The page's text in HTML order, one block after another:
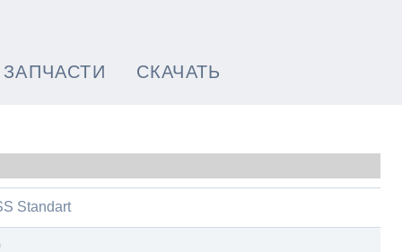
ЗАПЧАСТИ СКАЧАТЬ
Standart